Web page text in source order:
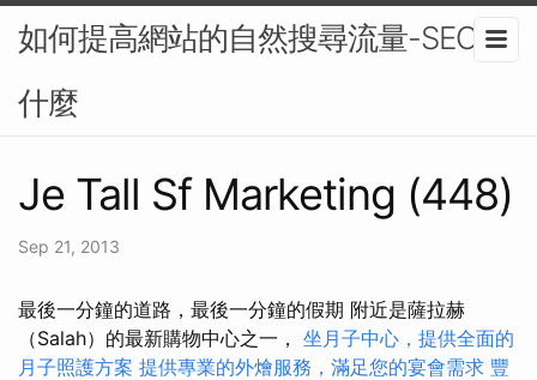
如何提高網站的自然搜尋流量-SEO是
什麼
Je Tall Sf Marketing (448)
Sep 21, 2013
最後一分鐘的道路，最後一分鐘的假期 附近是薩拉赫
（Salah）的最新購物中心之一， 坐月子中心，提供全面的
月子照護方案 提供專業的外燴服務，滿足您的宴會需求 豐